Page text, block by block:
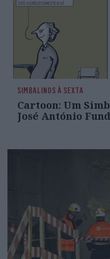
SIMBALINOS À SEXTA
Cartoon: Um
José António